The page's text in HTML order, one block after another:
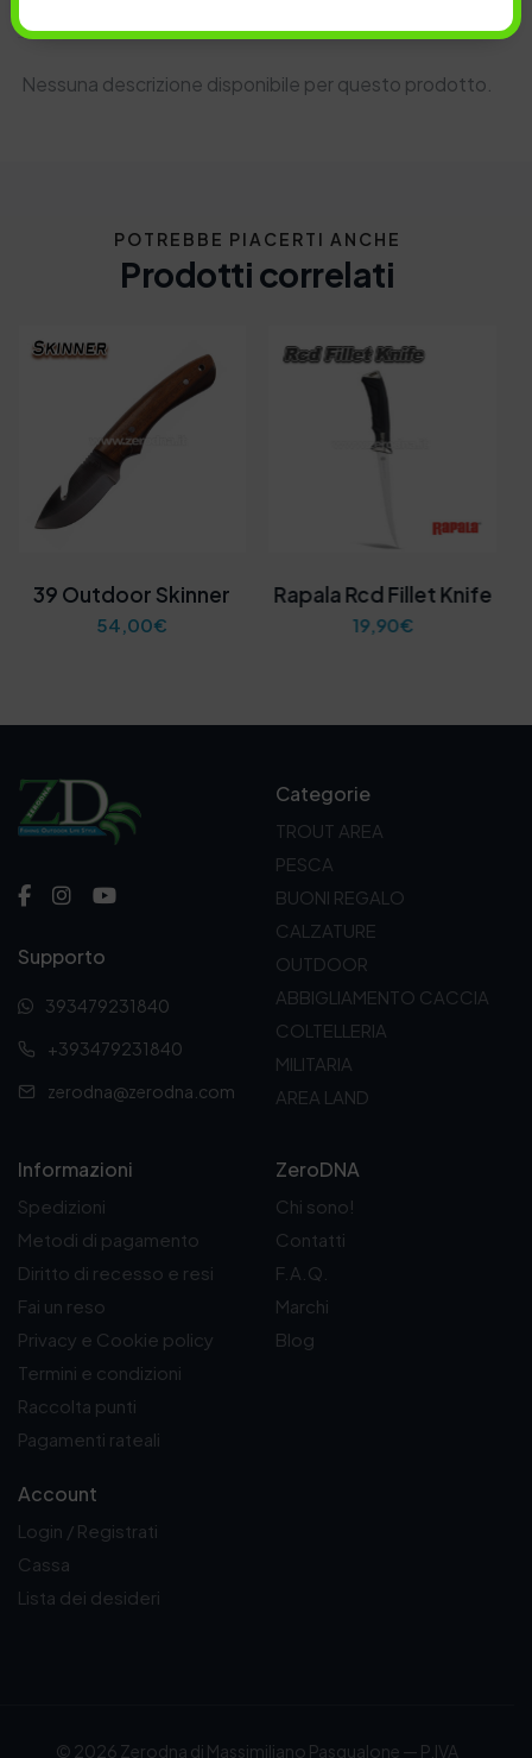
Nessuna descrizione disponibile per questo prodotto.
POTREBBE PIACERTI ANCHE
Prodotti correlati
39 Outdoor Skinner
54,00€
Rapala Rcd Fillet Knife
19,90€
Supporto
393479231840
+393479231840
zerodna@zerodna.com
Categorie
TROUT AREA
PESCA
BUONI REGALO
CALZATURE
OUTDOOR
ABBIGLIAMENTO CACCIA
COLTELLERIA
MILITARIA
AREA LAND
Informazioni
Spedizioni
Metodi di pagamento
Diritto di recesso e resi
Fai un reso
Privacy e Cookie policy
Termini e condizioni
Raccolta punti
Pagamenti rateali
Account
Login / Registrati
Cassa
Lista dei desideri
ZeroDNA
Chi sono!
Contatti
F.A.Q.
Marchi
Blog
© 2026 Zerodna di Massimiliano Pasqualone — P.IVA